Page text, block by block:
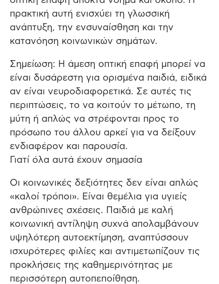
πρακτική αυτή ενισχύει τη γλωσσική
ανάπτυξη, την ενσυναίσθηση και την
κατανόηση κοινωνικών σημάτων.
Σημείωση: Η άμεση οπτική επαφή μπορεί να
είναι δυσάρεστη για ορισμένα παιδιά, ειδικά
αν είναι νευροδιαφορετικά. Σε αυτές τις
περιπτώσεις, το να κοιτούν το μέτωπο, τη
μύτη ή απλώς να στρέφονται προς το
πρόσωπο του άλλου αρκεί για να δείξουν
ενδιαφέρον και παρουσία.
Γιατί όλα αυτά έχουν σημασία
Οι κοινωνικές δεξιότητες δεν είναι απλώς
«καλοί τρόποι». Είναι θεμέλια για υγιείς
ανθρώπινες σχέσεις. Παιδιά με καλή
κοινωνική αντίληψη συχνά απολαμβάνουν
υψηλότερη αυτοεκτίμηση, αναπτύσσουν
ισχυρότερες φιλίες και αντιμετωπίζουν τις
προκλήσεις της καθημερινότητας με
περισσότερη αυτοπεποίθηση.